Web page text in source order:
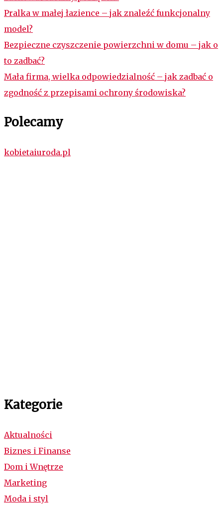
Pralka w małej łazience – jak znaleźć funkcjonalny
model?
Bezpieczne czyszczenie powierzchni w domu – jak o
to zadbać?
Mała firma, wielka odpowiedzialność – jak zadbać o
zgodność z przepisami ochrony środowiska?
Polecamy
kobietaiuroda.pl
Kategorie
Aktualności
Biznes i Finanse
Dom i Wnętrze
Marketing
Moda i styl